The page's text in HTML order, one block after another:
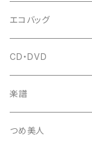
箏柱
柱入
平柱入
三角柱入
琴台
13絃用琴台（低）
桐柱箱
はつね糸
地唄駒
長唄駒
糸駒入
爪駒入
撥入
一丁撥入
撥
立奏用譜面台
調子笛・音叉
チューナー・メトロノ
エコバッグ
CD・DVD
楽譜
つめ美人